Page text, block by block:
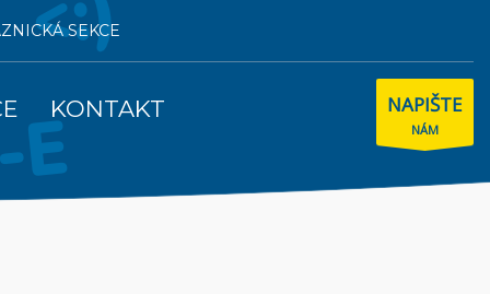
SEKCE
KONTAKT NAPIŠTE
NÁM